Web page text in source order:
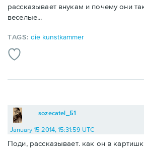
рассказывает внукам и почему они
веселые...
TAGS:die kunstkammer
sozecatel_51
January 15 2014, 15:31:59 UTC
Поди, рассказывает. как он в